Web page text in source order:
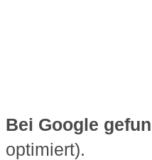
Bei Google
optimiert).